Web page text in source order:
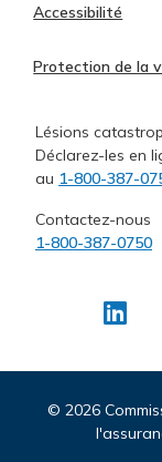
Accessibilité
Protection de la
Lésions
Déclarez-les en
au 1-800-387-
Contactez-nous
1-800-387-0750
© 2026